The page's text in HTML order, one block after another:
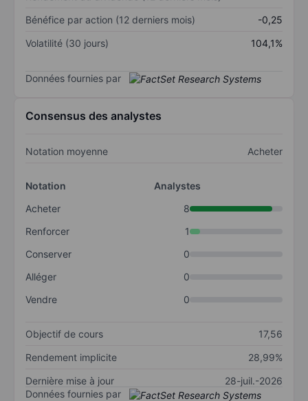
Bénéfice par action (12 derniers mois)
-0,25
Volatilité (30 jours)
104,1%
Données fournies par
Consensus des analystes
Notation moyenne Acheter
Notation
Analystes
Acheter
8
Renforcer
1
Conserver
0
Alléger
0
Vendre
0
Objectif de cours
17,56
Rendement implicite
28,99%
Dernière mise à jour
28-juil.-2026
Données fournies par